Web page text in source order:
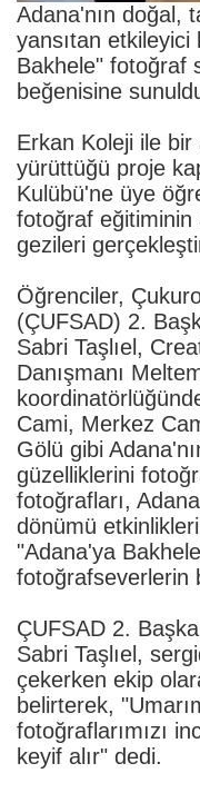
Adana'nın doğal,
yansıtan
Bakhele" fotoğraf
beğenisine
Erkan Koleji ile bir
yürüttüğü proje
Kulübü'ne üye
fotoğraf eğitiminin
gezileri
Öğrenciler,
(ÇUFSAD) 2.
Sabri Taşlıel,
Danışmanı
Cami, Merkez
Gölü gibi
güzelliklerini
fotoğrafları,
dönümü
"Adana'ya
fotoğrafseverlerin
ÇUFSAD 2.
Sabri Taşlıel,
çekerken ekip
belirterek,
fotoğraflarımızı
keyif alır" dedi.